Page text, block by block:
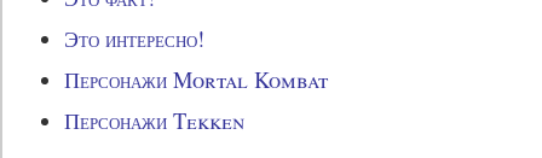
Это интересно!
Персонажи Mortal Kombat
Персонажи Tekken